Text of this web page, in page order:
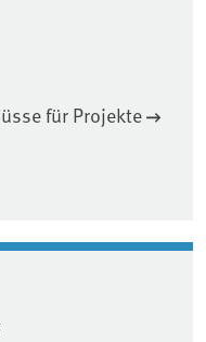
für Projekte